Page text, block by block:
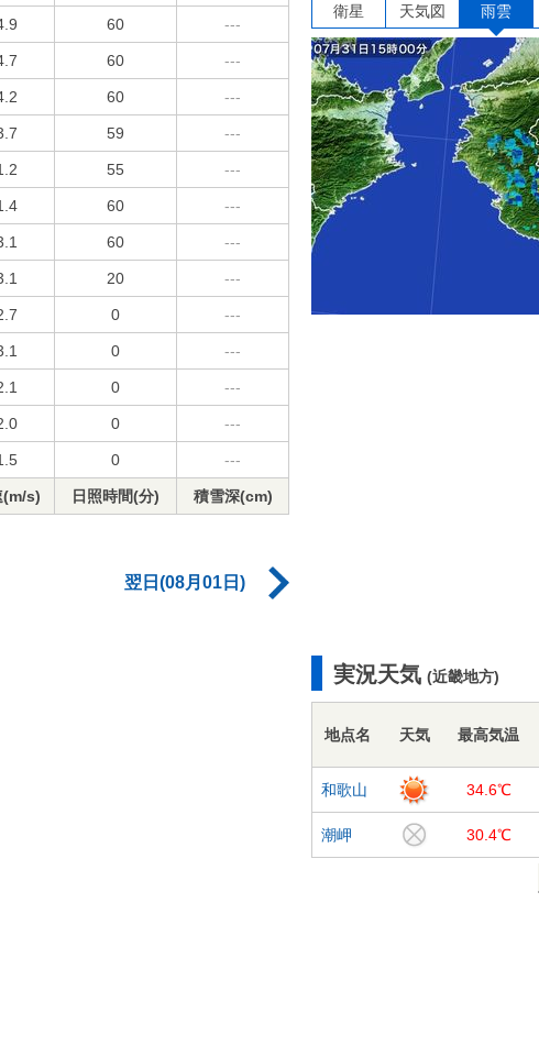
60 ---
60 ---
60 ---
59 ---
55 ---
60 ---
60 ---
20 ---
0 ---
0 ---
0 ---
0 ---
0 ---
(m/s) 日照時間(分) 積雪深(cm)
翌日(08月01日)
衛星 天気図 雨雲
実況天気 (近畿地方)
地点名 天気 最高気温
和歌山 34.6℃
潮岬 30.4℃